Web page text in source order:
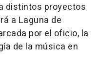
distintos proyectos
a Laguna de
por el oficio, la
de la música en